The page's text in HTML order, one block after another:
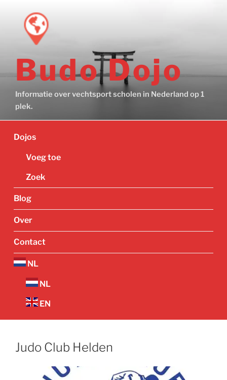
Budo Dojo
Informatie over vechtsport scholen in Nederland op 1
plek.
Dojos
Voeg toe
Zoek
Blog
Over
Contact
NL
NL
EN
Judo Club Helden